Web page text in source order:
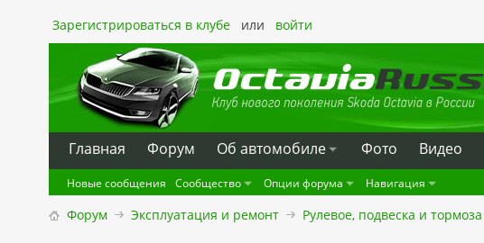
Зарегистрироваться в клубе или войти
Главная Форум Oб автомобиле Фото Видео
Новые сообщения Сообщество Опции форума Навигация
Форум Эксплуатация и ремонт Рулевое, подвеска и тормоза